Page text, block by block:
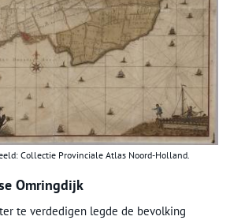
Collectie Provinciale Atlas Noord-Holland.
Omringdijk
te verdedigen legde de bevolking